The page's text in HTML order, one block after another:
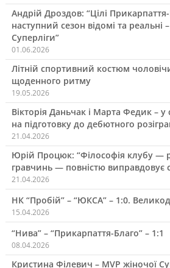
Андрій Дроздов: “Цілі
наступний сезон відомі та реальні
Суперліги”
01.06.2026
Літній спортивний костюм
щоденного ритму
19.05.2026
Вікторія Даньчак і Марта Федик – у
на підготовку до дебютного
21.04.2026
Юрій Процюк: “Філософія клубу —
гравчинь — повністю виправдовує
21.04.2026
НК “Пробій” – “ЮКСА” – 1:0.
15.04.2026
“Нива” – “Прикарпаття-Благо” – 1:1
08.04.2026
Кристина Філевич – MVP жіночої